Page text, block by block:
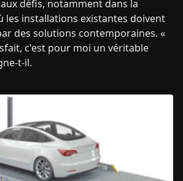
défis, notamment dans la
les installations existantes doivent
des solutions contemporaines. «
c'est pour moi un véritable
t-il.